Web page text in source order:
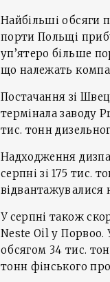
Найбільші обсяги
порти Польщі
уп’ятеро більше
що належать
Постачання зі
термінала заводу
тис. тонн
Надходження
серпні зі 175 тис.
відвантажувалися
У серпні також
Neste Oil у Порвоо.
обсягом 34 тис.
тонн фінського